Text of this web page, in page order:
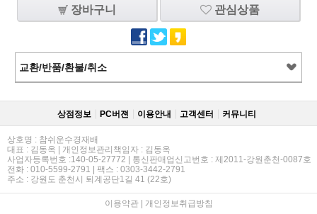
장바구니 관심상품
교환/반품/환불/취소
상점정보 PC버젼 이용안내 고객센터 커뮤니티
상호명 : 참쉬운수경재배
대표 : 김동옥 | 개인정보관리책임자 : 김동옥
사업자등록번호 :140-05-27772 | 통신판매업신고번호 : 제2011-강원춘천-0087호
전화 : 010-5599-2791 | 팩스 : 0303-3442-2791
주소 : 강원도 춘천시 퇴계공단1길 41 (22호)
이용약관| 개인정보취급방침